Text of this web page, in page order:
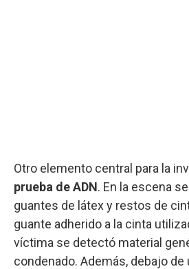
Otro elemento central para la
prueba de ADN. En la escena
guantes de látex y restos de
guante adherido a la cinta
víctima se detectó material
condenado. Además, debajo de